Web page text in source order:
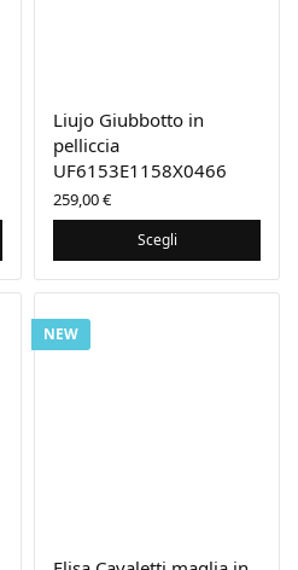
Liujo Giubbotto in
pelliccia
UF6153E1158X0466
259,00€
Scegli
NEW